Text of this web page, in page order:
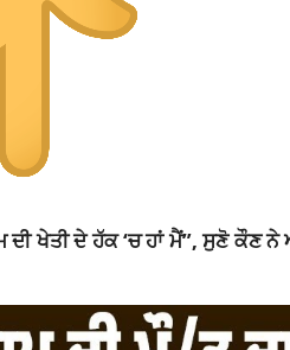
ਖੇਤੀ ਦੇ ਹੱਕ ‘ਚ ਹਾਂ ਮੈਂ”, ਸੁਣੋ ਕੌਣ ਨੇ